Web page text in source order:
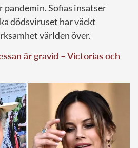
Sofias insatser
dödsviruset har väckt
världen över.
är gravid – Victorias och